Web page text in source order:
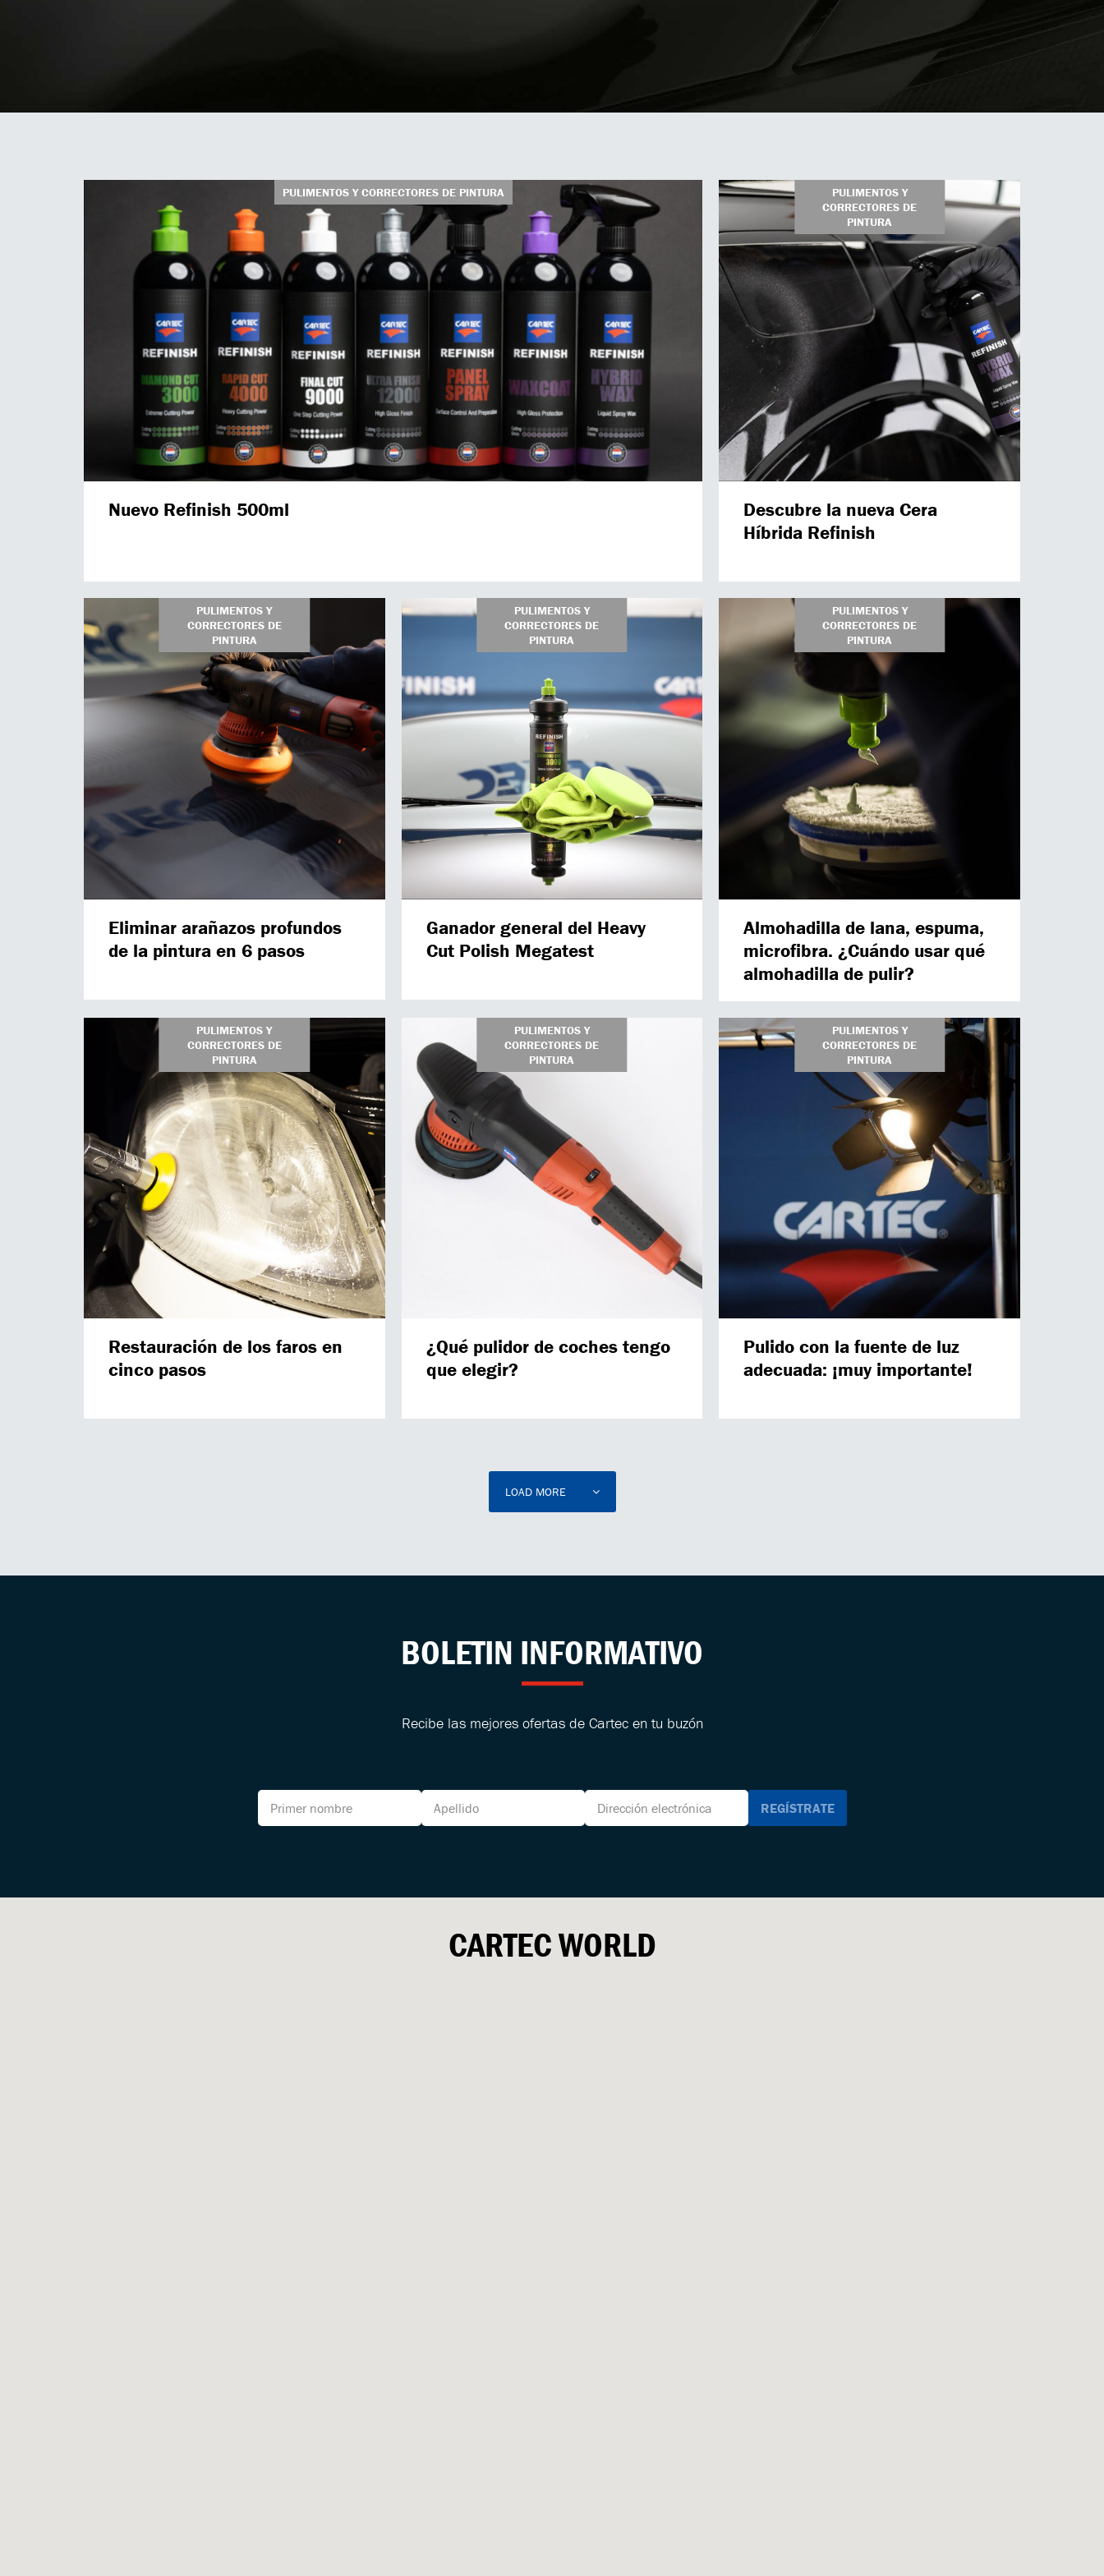
PULIMENTOS Y CORRECTORES DE PINTURA
Nuevo Refinish 500ml
PULIMENTOS Y
CORRECTORES DE
PINTURA
Descubre la nueva Cera
Híbrida Refinish
PULIMENTOS Y
CORRECTORES DE
PINTURA
Eliminar arañazos profundos
de la pintura en 6 pasos
PULIMENTOS Y
CORRECTORES DE
PINTURA
Ganador general del Heavy
Cut Polish Megatest
PULIMENTOS Y
CORRECTORES DE
PINTURA
Almohadilla de lana, espuma,
microfibra. ¿Cuándo usar qué
almohadilla de pulir?
PULIMENTOS Y
CORRECTORES DE
PINTURA
Restauración de los faros en
cinco pasos
PULIMENTOS Y
CORRECTORES DE
PINTURA
¿Qué pulidor de coches tengo
que elegir?
PULIMENTOS Y
CORRECTORES DE
PINTURA
Pulido con la fuente de luz
adecuada: ¡muy importante!
LOAD MORE
BOLETIN INFORMATIVO
Recibe las mejores ofertas de Cartec en tu buzón
CARTECWORLD